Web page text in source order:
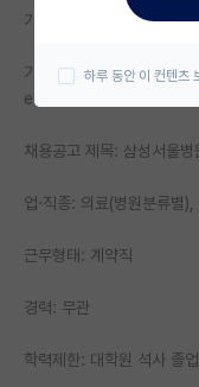
대학원생 모집 게시
연구실(PI) 홍보
석박사 채용 정보
임용 정보 게시판
학부 인턴 게시판
취업 게시판
기업명: 삼성서울병원
기업정보 URL: https://
essir95
채용공고 제목: 삼성서울
업·직종: 의료(병원분류별
근무형태: 계약직
경력: 무관
학력제한: 대학원 석사 졸업
하루 동안 이 컨텐츠